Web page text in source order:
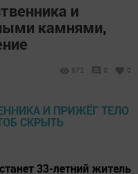
и
камнями,
872 0 0
33-летний житель